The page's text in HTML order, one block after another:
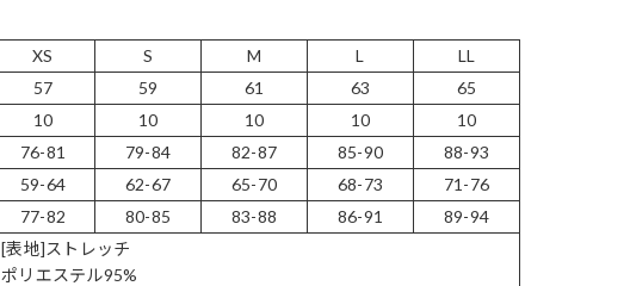
XS
S M L
LL
57 59 61 63
65
10 10 10 10
10
76-81 79-84 82-87 85-90
88-93
59-64 62-67 65-70 68-73
71-76
77-82 80-85 83-88 86-91 89-94
[表地]ストレッチ
ポリエステル95%